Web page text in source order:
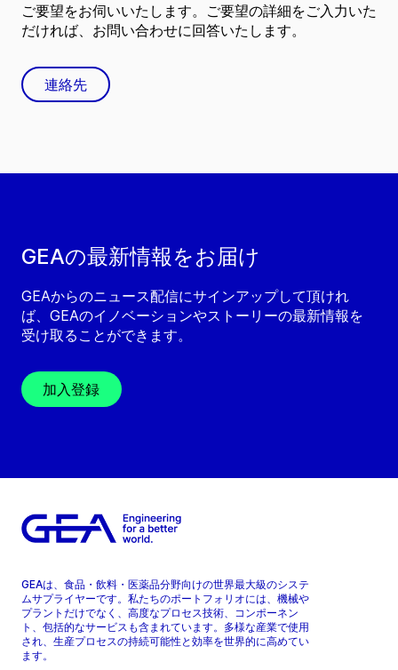
GEAの最新情報をお届け
GEAからのニュース配信にサインアップして頂けれ
ば、GEAのイノベーションやストーリーの最新情報を
受け取ることができます。
加入登録
ご要望をお伺いいたします。ご要望の詳細をご入力いた
だければ、お問い合わせに回答いたします。
連絡先
GEAは、食品・飲料・医薬品分野向けの世界最大級のシステ
ムサプライヤーです。私たちのポートフォリオには、機械や
プラントだけでなく、高度なプロセス技術、コンポーネン
ト、包括的なサービスも含まれています。多様な産業で使用
され、生産プロセスの持続可能性と効率を世界的に高めてい
ます。